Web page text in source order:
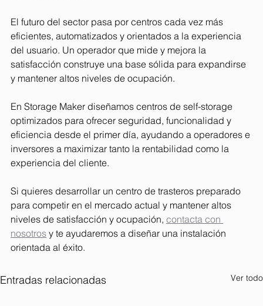
El futuro del sector pasa por centros cada vez más
eficientes, automatizados y orientados a la experiencia
del usuario. Un operador que mide y mejora la
satisfacción construye una base sólida para expandirse
y mantener altos niveles de ocupación.
En Storage Maker diseñamos centros de self-storage
optimizados para ofrecer seguridad, funcionalidad y
eficiencia desde el primer día, ayudando a operadores e
inversores a maximizar tanto la rentabilidad como la
experiencia del cliente.
Si quieres desarrollar un centro de trasteros preparado
para competir en el mercado actual y mantener altos
niveles de satisfacción y ocupación, contacta con
nosotros y te ayudaremos a diseñar una instalación
orientada al éxito.
Entradas relacionadas Ver todo